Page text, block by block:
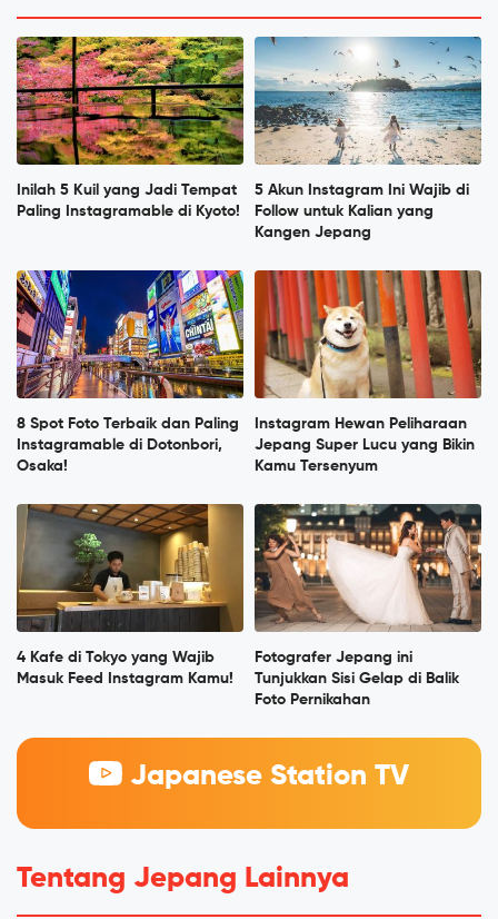
Inilah 5 Kuil yang Jadi Tempat
Paling Instagramable di Kyoto!
5 Akun Instagram Ini Wajib di
Follow untuk Kalian yang
Kangen Jepang
8 Spot Foto Terbaik dan Paling
Instagramable di Dotonbori,
Osaka!
Instagram Hewan Peliharaan
Jepang Super Lucu yang Bikin
Kamu Tersenyum
4 Kafe di Tokyo yang Wajib
Masuk Feed Instagram Kamu!
Fotografer Jepang ini
Tunjukkan Sisi Gelap di Balik
Foto Pernikahan
Japanese Station TV
Tentang Jepang Lainnya